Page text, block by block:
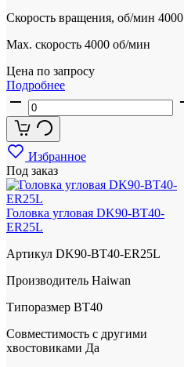
Скорость вращения, об/мин 4000
Max. скорость 4000 об/мин
Цена по запросу
Подробнее
Избранное
Под заказ
Головка угловая DK90-BT40-
ER25L
Артикул DK90-BT40-ER25L
Производитель Haiwan
Типоразмер BT40
Совместимость с другими
хвостовиками Да